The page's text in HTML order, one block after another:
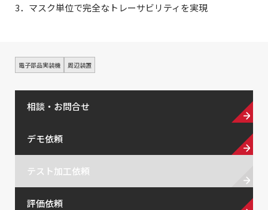
3．マスク単位で完全なトレーサビリティを実現
電子部品実装機 周辺装置
相談・お問合せ
デモ依頼
テスト加工依頼
評価依頼